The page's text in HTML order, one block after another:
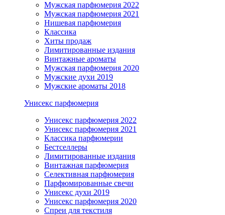
Мужская парфюмерия 2022
Мужская парфюмерия 2021
Нишевая парфюмерия
Классика
Хиты продаж
Лимитированные издания
Винтажные ароматы
Мужская парфюмерия 2020
Мужские духи 2019
Мужские ароматы 2018
Унисекс парфюмерия
Унисекс парфюмерия 2022
Унисекс парфюмерия 2021
Классика парфюмерии
Бестселлеры
Лимитированные издания
Винтажная парфюмерия
Селективная парфюмерия
Парфюмированные свечи
Унисекс духи 2019
Унисекс парфюмерия 2020
Спреи для текстиля